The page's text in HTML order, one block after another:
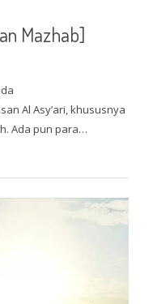
Mazhab]
Al Asy’ari, khususnya
Ada pun para…